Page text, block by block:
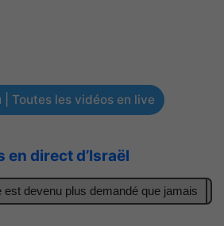
| Toutes les vidéos en live
en direct d’Israël
plus demandé que jamais